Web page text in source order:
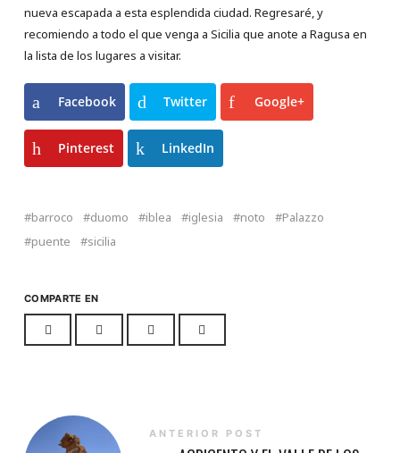
nueva escapada a esta esplendida ciudad. Regresaré, y
recomiendo a todo el que venga a Sicilia que anote a Ragusa en
la lista de los lugares a visitar.
Facebook Twitter Google+
Pinterest LinkedIn
barroco duomo iblea iglesia noto
Palazzo
puente
sicilia
COMPARTE EN
ANTERIOR POST